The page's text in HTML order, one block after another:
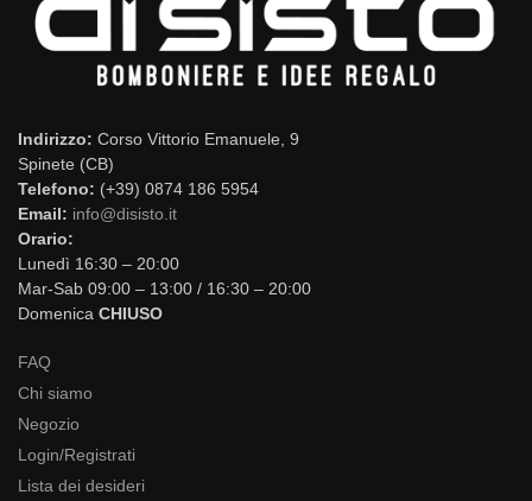
Indirizzo: Corso Vittorio Emanuele, 9
Spinete (CB)
Telefono: (+39) 0874 186 5954
Email: info@disisto.it
Orario:
Lunedì 16:30 – 20:00
Mar-Sab 09:00 – 13:00 / 16:30 – 20:00
Domenica CHIUSO
FAQ
Chi siamo
Negozio
Login/Registrati
Lista dei desideri